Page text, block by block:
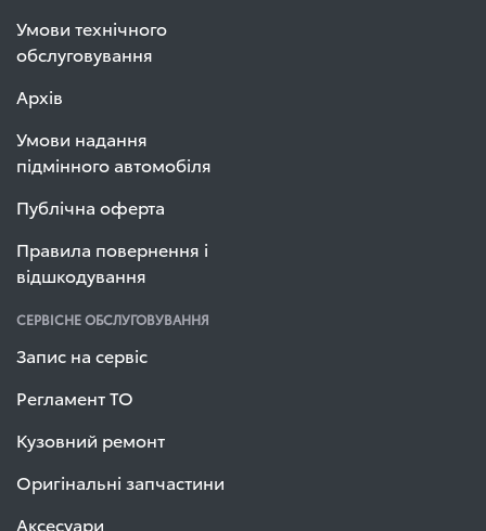
Умови технічного
обслуговування
Архів
Умови надання
підмінного автомобіля
Публічна оферта
Правила повернення і
відшкодування
СЕРВІСНЕ ОБСЛУГОВУВАННЯ
Запис на сервіс
Регламент ТО
Кузовний ремонт
Оригінальні запчастини
Аксесуари